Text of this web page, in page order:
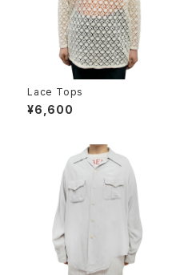
Lace Tops
¥6,600